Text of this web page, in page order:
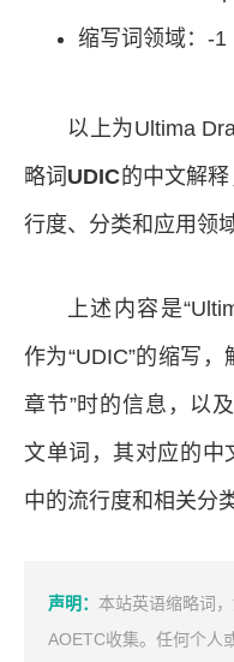
缩写词领域：-1
以上为Ultima
略词 UDIC的中文解
行度、分类和应用领
上述内容是
作为“UDIC”的缩写
章节”时的信息，以
文单词，其对应的中
中的流行度和相关分
声明： 本站英语缩略词
AOETC收集。任何个人